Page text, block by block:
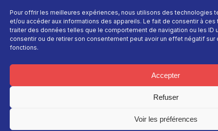
Pour offrir les meilleures expériences, nous utilisons des technologies
et/ou accéder aux informations des appareils. Le fait de consentir à
traiter des données telles que le comportement de navigation ou les ID
consentir ou de retirer son consentement peut avoir un effet négatif
fonctions.
Accepter
Refuser
Voir les préférences
L’agence
Direct
Programme TV
La chaine
Le média
Mentions légales
Données
personnelles
Politique cookie
Montagne
Recettes
Faits
Événements
Économie